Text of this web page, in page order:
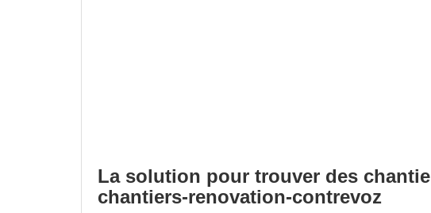
La solution pour trouver des
chantiers-renovation-contrevoz